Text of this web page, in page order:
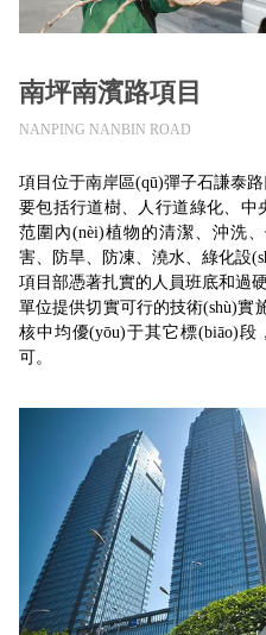
南坪南濱路項目
NANPING NANBIN ROAD
項目位于南岸區(qū)彈子石謙泰
要包括行道樹、人行道綠化、中
范圍內(nèi)植物的清潔、沖洗
害、防旱、防凍、澆水、綠化設
項目部憑著扎實的人員班底和過
單位提供切實可行的技術(shù)實
核中均優(yōu)于其它標(biāo)段
可。